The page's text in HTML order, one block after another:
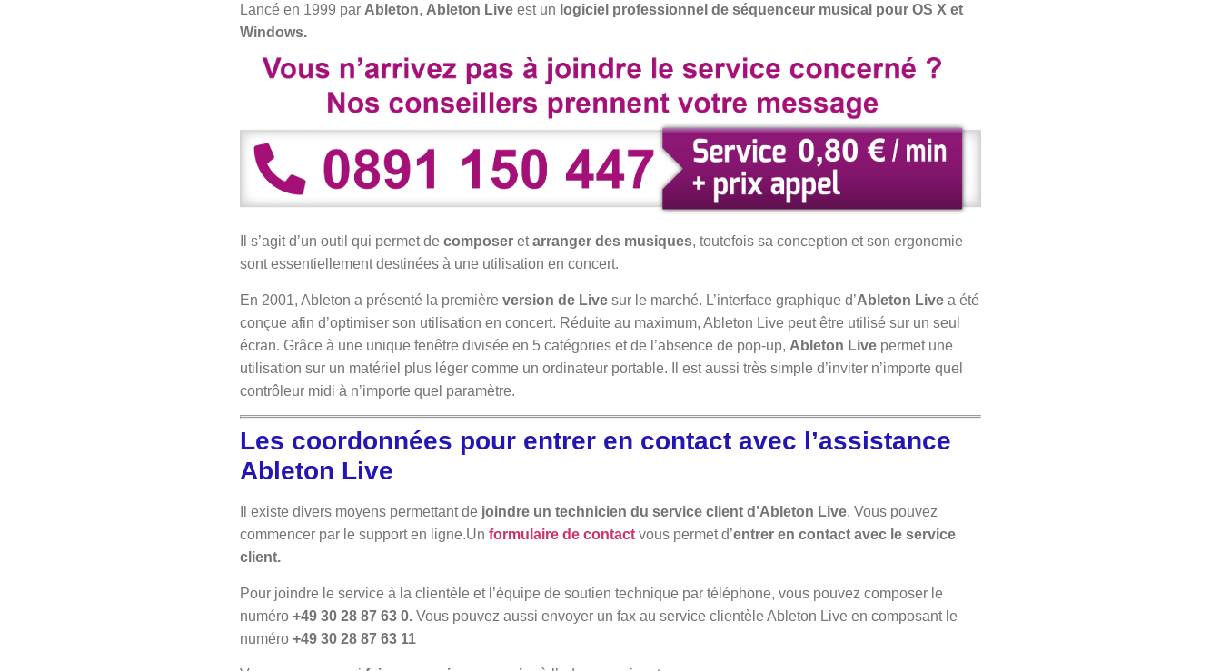
Lancé en 1999 par Ableton, Ableton Live est un logiciel professionnel de séquenceur musical pour OS X et
Windows.
Il s’agit d’un outil qui permet de composer etarranger des musiques, toutefois sa conception et son ergonomie
sont essentiellement destinées à une utilisation en concert.
En 2001, Ableton a présenté la première version de Live sur le marché. L’interface graphique d’Ableton Live a été
conçue afin d’optimiser son utilisation en concert. Réduite au maximum, Ableton Live peut être utilisé sur un seul
écran. Grâce à une unique fenêtre divisée en 5 catégories et de l’absence de pop-up, Ableton Live permet une
utilisation sur un matériel plus léger comme un ordinateur portable. Il est aussi très simple d’inviter n’importe quel
contrôleur midi à n’importe quel paramètre.
Les coordonnées pour entrer en contact avec l’assistance
Ableton Live
Il existe divers moyens permettant de joindre un technicien du service client d’Ableton Live. Vous pouvez
commencer par le support en ligne.Un formulaire de contact vous permet d’entrer en contact avec le service
client.
Pour joindre le service à la clientèle et l’équipe de soutien technique par téléphone, vous pouvez composer le
numéro +49 30 28 87 63 0. Vous pouvez aussi envoyer un fax au service clientèle Ableton Live en composant le
numéro +49 30 28 87 63 11